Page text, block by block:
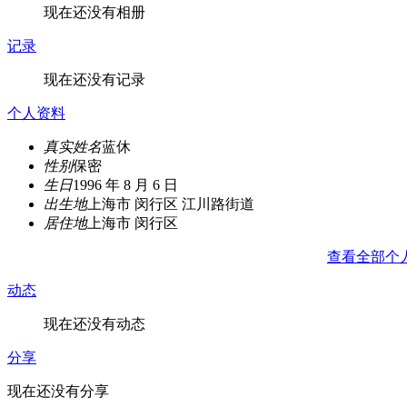
现在还没有相册
记录
现在还没有记录
个人资料
真实姓名蓝休
性别保密
生日1996 年 8 月 6 日
出生地上海市 闵行区 江川路街道
居住地上海市 闵行区
查看全部个
动态
现在还没有动态
分享
现在还没有分享